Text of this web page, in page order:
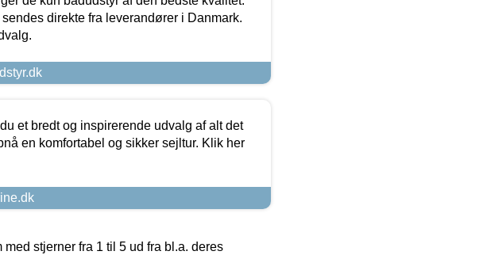
direkte fra leverandører i Danmark.
et bredt og inspirerende udvalg af alt det
en komfortabel og sikker sejltur. Klik her
stjerner fra 1 til 5 ud fra bl.a. deres